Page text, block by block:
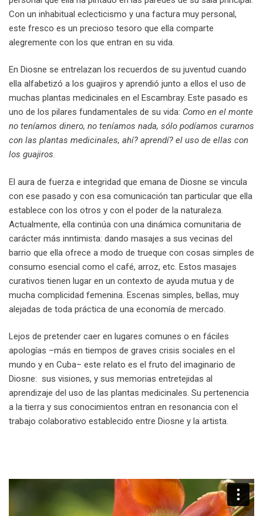
Con un inhabitual eclecticismo y una factura muy personal,
este fresco es un precioso tesoro que ella comparte
alegremente con los que entran en su vida.
En Diosne se entrelazan los recuerdos de su juventud cuando
ella alfabetizó a los guajiros y aprendió junto a ellos el uso de
muchas plantas medicinales en el Escambray. Este pasado es
uno de los pilares fundamentales de su vida: Como en el monte
no teníamos dinero, no teníamos nada, sólo podíamos curarnos
con las plantas medicinales, ahí? aprendí? el uso de ellas con
los guajiros.
El aura de fuerza e integridad que emana de Diosne se vincula
con ese pasado y con esa comunicación tan particular que ella
establece con los otros y con el poder de la naturaleza.
Actualmente, ella continúa con una dinámica comunitaria de
carácter más inntimista: dando masajes a sus vecinas del
barrio que ella ofrece a modo de trueque con cosas simples de
consumo esencial como el café, arroz, etc. Estos masajes
curativos tienen lugar en un contexto de ayuda mutua y de
mucha complicidad femenina. Escenas simples, bellas, muy
alejadas de toda práctica de una economía de mercado.
Lejos de pretender caer en lugares comunes o en fáciles
apologías –más en tiempos de graves crisis sociales en el
mundo y en Cuba– este relato es el fruto del imaginario de
Diosne: sus visiones, y sus memorias entretejidas al
aprendizaje del uso de las plantas medicinales. Su pertenencia
a la tierra y sus conocimientos entran en resonancia con el
trabajo colaborativo establecido entre Diosne y la artista.